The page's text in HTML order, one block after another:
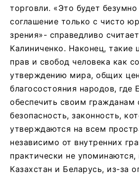
торговли. «Это будет
соглашение только с чисто
зрения»- справедливо
Калиниченко. Наконец, такие
прав и свобод человека как
утверждению мира, общих
благосостояния народов, где
обеспечить своим гражданам
безопасность, законность,
утверждаются на всем
независимо от внутренних
практически не упоминаются,
Казахстан и Беларусь, из-за